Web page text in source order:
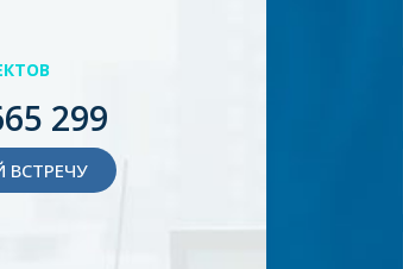
299
ВСТРЕЧУ